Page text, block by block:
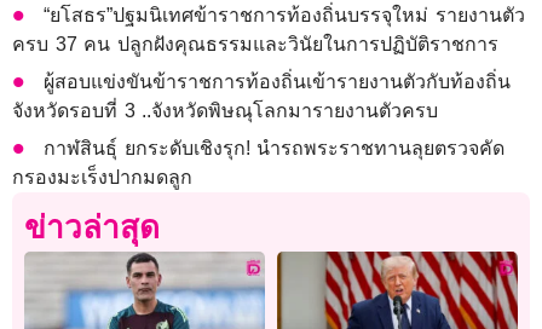
“ยโสธร”ปฐมนิเทศข้าราชการท้องถิ่นบรรจุใหม่ รายงานตัว
ครบ 37 คน ปลูกฝังคุณธรรมและวินัยในการปฏิบัติราชการ
ผู้สอบแข่งขันข้าราชการท้องถิ่นเข้ารายงานตัวกับท้องถิ่น
จังหวัดรอบที่ 3 ..จังหวัดพิษณุโลกมารายงานตัวครบ
กาฬสินธุ์ ยกระดับเชิงรุก! นำรถพระราชทานลุยตรวจคัด
กรองมะเร็งปากมดลูก
ข่าวล่าสุด